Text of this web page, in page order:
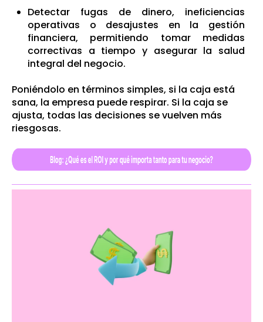
Detectar fugas de dinero, ineficiencias
operativas o desajustes en la gestión
financiera, permitiendo tomar medidas
correctivas a tiempo y asegurar la salud
integral del negocio.
Poniéndolo en términos simples, si la caja está
sana, la empresa puede respirar. Si la caja se
ajusta, todas las decisiones se vuelven más
riesgosas.